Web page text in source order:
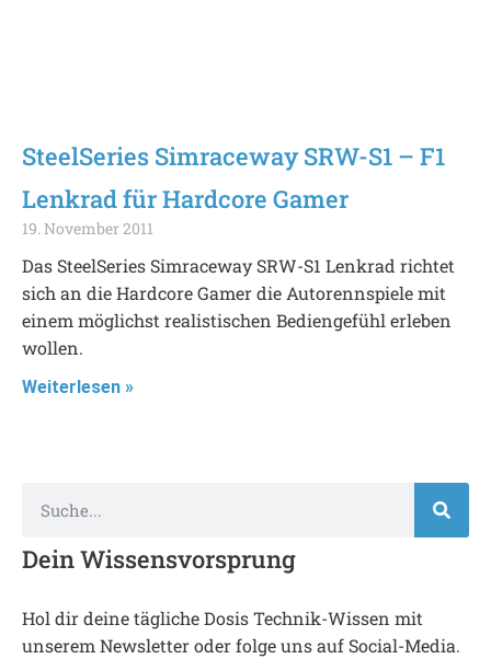
SteelSeries Simraceway SRW-S1 – F1
Lenkrad für Hardcore Gamer
19. November 2011
Das SteelSeries Simraceway SRW-S1 Lenkrad richtet
sich an die Hardcore Gamer die Autorennspiele mit
einem möglichst realistischen Bediengefühl erleben
wollen.
Weiterlesen »
Dein Wissensvorsprung
Hol dir deine tägliche Dosis Technik-Wissen mit
unserem Newsletter oder folge uns auf Social-Media.